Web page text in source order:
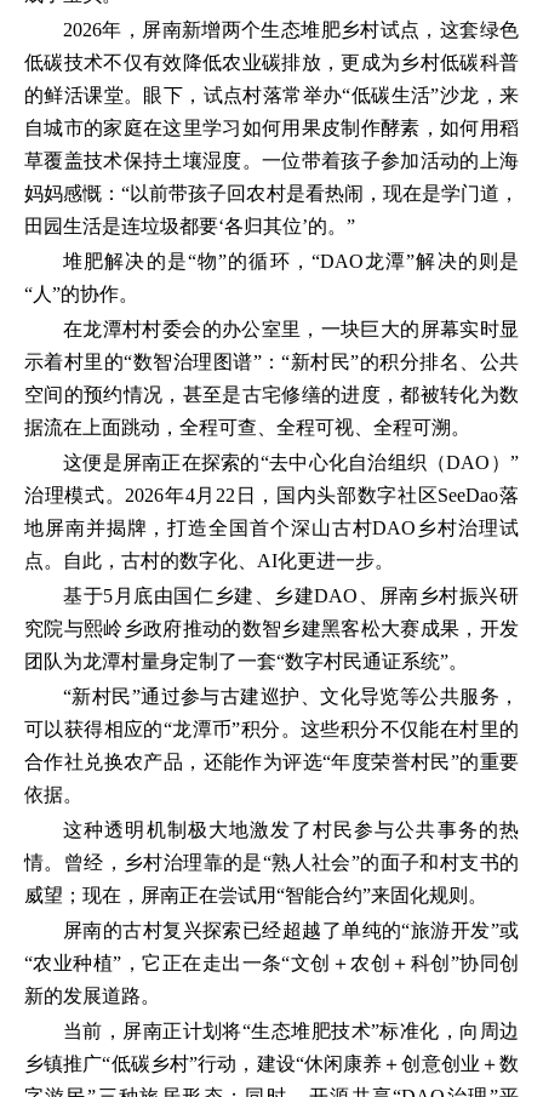
2026年，屏南新增两个生态堆肥乡村试点，这套绿色
低碳技术不仅有效降低农业碳排放，更成为乡村低碳科普
的鲜活课堂。眼下，试点村落常举办“低碳生活”沙龙，来
自城市的家庭在这里学习如何用果皮制作酵素，如何用稻
草覆盖技术保持土壤湿度。一位带着孩子参加活动的上海
妈妈感慨：“以前带孩子回农村是看热闹，现在是学门道，
田园生活是连垃圾都要‘各归其位’的。”
堆肥解决的是“物”的循环，“DAO龙潭”解决的则是
“人”的协作。
在龙潭村村委会的办公室里，一块巨大的屏幕实时显
示着村里的“数智治理图谱”：“新村民”的积分排名、公共
空间的预约情况，甚至是古宅修缮的进度，都被转化为数
据流在上面跳动，全程可查、全程可视、全程可溯。
这便是屏南正在探索的“去中心化自治组织（DAO）”
治理模式。2026年4月22日，国内头部数字社区SeeDao落
地屏南并揭牌，打造全国首个深山古村DAO乡村治理试
点。自此，古村的数字化、AI化更进一步。
基于5月底由国仁乡建、乡建DAO、屏南乡村振兴研
究院与熙岭乡政府推动的数智乡建黑客松大赛成果，开发
团队为龙潭村量身定制了一套“数字村民通证系统”。
“新村民”通过参与古建巡护、文化导览等公共服务，
可以获得相应的“龙潭币”积分。这些积分不仅能在村里的
合作社兑换农产品，还能作为评选“年度荣誉村民”的重要
依据。
这种透明机制极大地激发了村民参与公共事务的热
情。曾经，乡村治理靠的是“熟人社会”的面子和村支书的
威望；现在，屏南正在尝试用“智能合约”来固化规则。
屏南的古村复兴探索已经超越了单纯的“旅游开发”或
“农业种植”，它正在走出一条“文创＋农创＋科创”协同创
新的发展道路。
当前，屏南正计划将“生态堆肥技术”标准化，向周边
乡镇推广“低碳乡村”行动，建设“休闲康养＋创意创业＋数